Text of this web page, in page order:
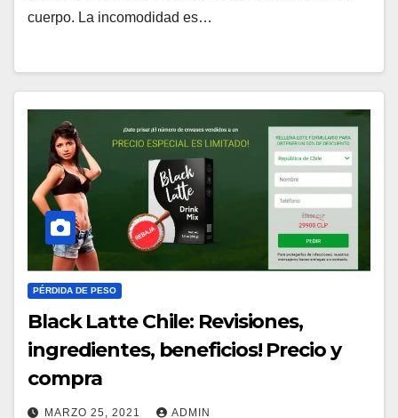
cuerpo. La incomodidad es…
PÉRDIDA DE PESO
Black Latte Chile: Revisiones,
ingredientes, beneficios! Precio y
compra
MARZO 25, 2021 ADMIN